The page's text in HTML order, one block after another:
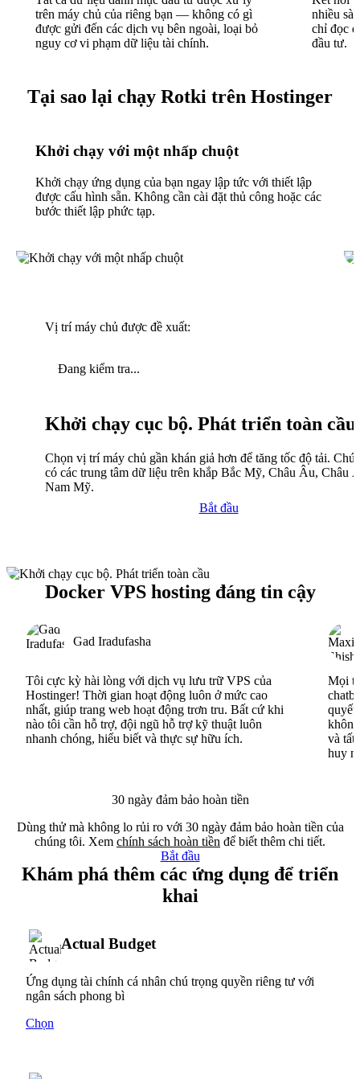
trên máy chủ của riêng bạn — không có gì
được gửi đến các dịch vụ bên ngoài, loại bỏ
nguy cơ vi phạm dữ liệu tài chính.
nhiều
chỉ đọc
đầu tư.
Tại sao lại chạy Rotki trên Hostinger
Khởi chạy với một nhấp chuột
Khởi chạy ứng dụng của bạn ngay lập tức với thiết lập
được cấu hình sẵn. Không cần cài đặt thủ công hoặc các
bước thiết lập phức tạp.
Vị trí máy chủ được đề xuất:
Đang kiểm tra...
Khởi chạy cục bộ. Phát triển toàn cầu
Chọn vị trí máy chủ gần khán giả hơn để tăng tốc độ tải.
có các trung tâm dữ liệu trên khắp Bắc Mỹ, Châu Âu, Châu
Nam Mỹ.
Bắt đầu
Docker VPS hosting đáng tin cậy
Gad Iradufasha
Tôi cực kỳ hài lòng với dịch vụ lưu trữ VPS của
Hostinger! Thời gian hoạt động luôn ở mức cao
nhất, giúp trang web hoạt động trơn tru. Bất cứ khi
nào tôi cần hỗ trợ, đội ngũ hỗ trợ kỹ thuật luôn
nhanh chóng, hiểu biết và thực sự hữu ích.
Mọi
quyết
và tất
huy
30 ngày đảm bảo hoàn tiền
Dùng thử mà không lo rủi ro với 30 ngày đảm bảo hoàn tiền của
chúng tôi. Xem chính sách hoàn tiền để biết thêm chi tiết.
Bắt đầu
Khám phá thêm các ứng dụng để triển
khai
Actual Budget
Ứng dụng tài chính cá nhân chú trọng quyền riêng tư với
ngân sách phong bì
Chọn